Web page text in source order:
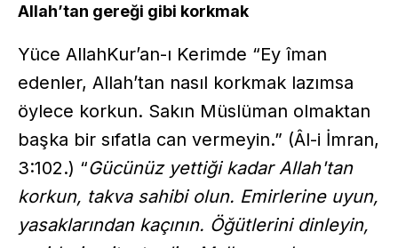
Allah’tan gereği gibi korkmak
Yüce AllahKur’an-ı Kerimde “Ey îman
edenler, Allah’tan nasıl korkmak lazımsa
öylece korkun. Sakın Müslüman olmaktan
başka bir sıfatla can vermeyin.” (Âl-i İmran,
3:102.) “Gücünüz yettiği kadar Allah'tan
korkun, takva sahibi olun. Emirlerine uyun,
yasaklarından kaçının. Öğütlerini dinleyin,